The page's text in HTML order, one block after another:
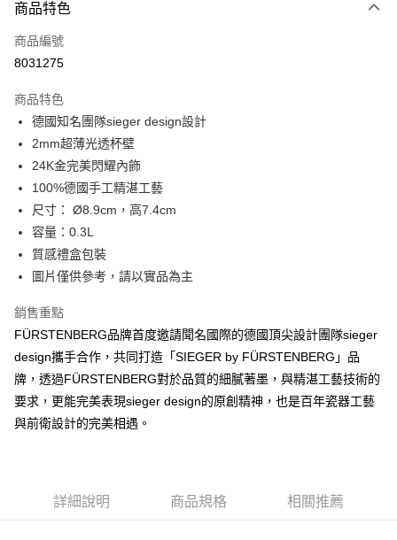
宅配
每筆NT$100，滿NT$3,000(含以上)免運費
免運費
商品特色
商品編號
8031275
商品特色
德國知名團隊sieger design設計
2mm超薄光透杯壁
24K金完美閃耀內飾
100%德國手工精湛工藝
尺寸： Ø8.9cm，高7.4cm
容量：0.3L
質感禮盒包裝
圖片僅供參考，請以實品為主
銷售重點
FÜRSTENBERG品牌首度邀請聞名國際的德國頂尖設計團隊sieger
design攜手合作，共同打造「SIEGER by FÜRSTENBERG」品
牌，透過FÜRSTENBERG對於品質的細膩著墨，與精湛工藝技術的
要求，更能完美表現sieger design的原創精神，也是百年瓷器工藝
與前衛設計的完美相遇。
詳細說明 商品規格 相關推薦